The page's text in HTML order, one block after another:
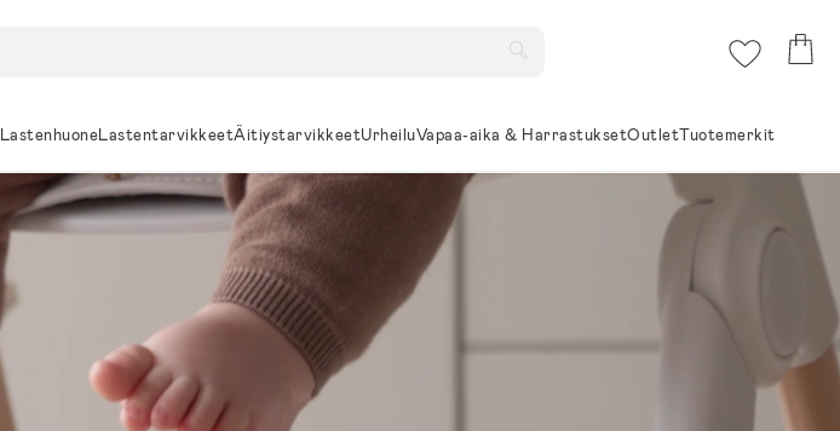
LastenhuoneLastentarvikkeetÄitiystarvikkeetUrheiluVapaa-aika & HarrastuksetOutletTuotemerkit